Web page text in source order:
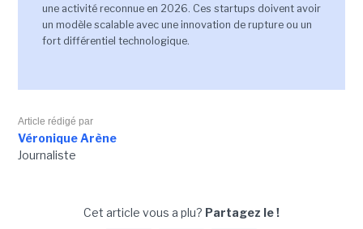
une activité reconnue en 2026. Ces startups doivent avoir
un modèle scalable avec une innovation de rupture ou un
fort différentiel technologique.
Article rédigé par
Véronique Arène
Journaliste
Cet article vous a plu? Partagez le !